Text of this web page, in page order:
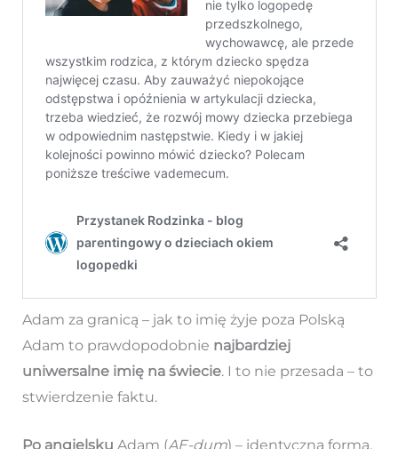
Adam za granicą – jak to imię żyje poza Polską
Adam to prawdopodobnie najbardziej
uniwersalne imię na świecie. I to nie przesada – to
stwierdzenie faktu.
Po angielsku Adam (AE-dum) – identyczna forma,